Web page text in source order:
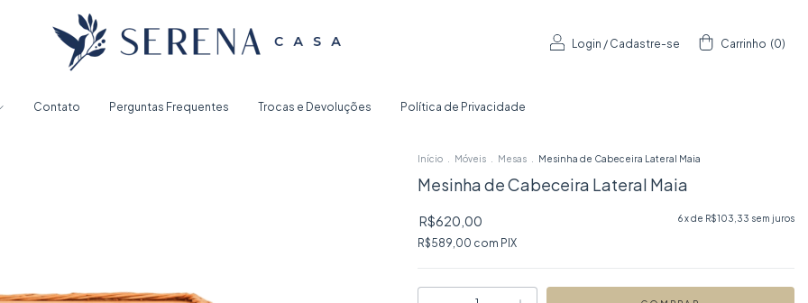
Login / Cadastre-se Carrinho (0)
Contato Perguntas Frequentes Trocas e Devoluções Política de Privacidade
Início Móveis Mesas Mesinha de Cabeceira Lateral Maia
Mesinha de Cabeceira Lateral Maia
R$620,00
R$589,00 com PIX
6x de R$103,33 sem juros